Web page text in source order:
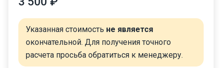
Указанная стоимость не является
окончательной. Для получения точного
расчета просьба обратиться к менеджеру.